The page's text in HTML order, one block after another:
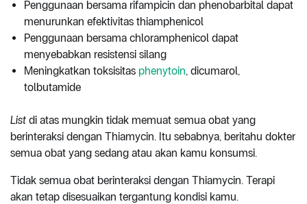
Penggunaan bersama rifampicin dan phenobarbital dapat
menurunkan efektivitas thiamphenicol
Penggunaan bersama chloramphenicol dapat
menyebabkan resistensi silang
Meningkatkan toksisitas phenytoin, dicumarol,
tolbutamide
List di atas mungkin tidak memuat semua obat yang
berinteraksi dengan Thiamycin. Itu sebabnya, beritahu dokter
semua obat yang sedang atau akan kamu konsumsi.
Tidak semua obat berinteraksi dengan Thiamycin. Terapi
akan tetap disesuaikan tergantung kondisi kamu.